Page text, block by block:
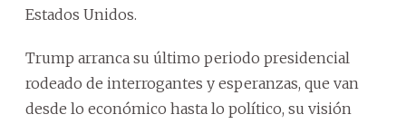
Estados Unidos.
Trump arranca su último periodo presidencial
rodeado de interrogantes y esperanzas, que van
desde lo económico hasta lo político, su visión